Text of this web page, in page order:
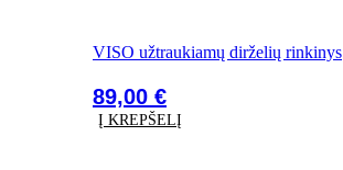
VISO užtraukiamų dirželių rinkinys
89,00 €
Į KREPŠELĮ